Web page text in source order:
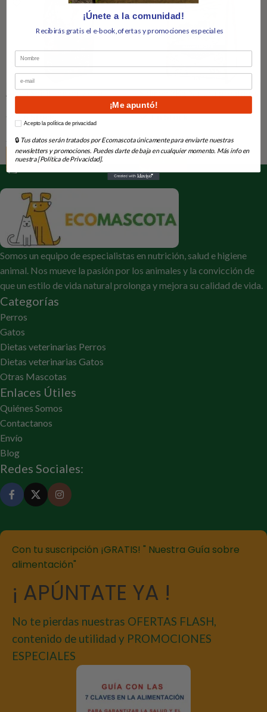
Alpha Spirit the only one
En Stock
28,09€14,45€
Añadir Al Carrito
Salmón 2Kg Naturalgreatness
En Stock
18,38€15,28€
Somos un equipo de especialistas en nutrición, salud e higiene
animal. Nos mueve la pasión por los animales y la convicción de
que un estilo de vida natural prolonga y mejora su calidad de vida.
Categorías
Perros
Gatos
Dietas veterinarias Perros
Dietas veterinarias Gatos
Otras Mascotas
Enlaces Útiles
Quiénes Somos
Contactanos
Envío
Blog
Redes Sociales:
Con tu suscripción ¡GRATIS! " Nuestra Guía sobre
alimentación"
¡ APÚNTATE YA !
No te pierdas nuestras OFERTAS FLASH,
contenido de utilidad y PROMOCIONES
ESPECIALES
¡Únete a la comunidad!
Recibirás gratis el e-book,ofertas y promociones especiales
Nombre
Email
¡Me apuntó!
How would you like to hear from us?
Acepto la política de privacidad
🔒 Tus datos serán tratados por Ecomascota únicamente para enviarte nuestras
newsletters y promociones. Puedes darte de baja en cualquier momento. Más info en
nuestra [Política de Privacidad].